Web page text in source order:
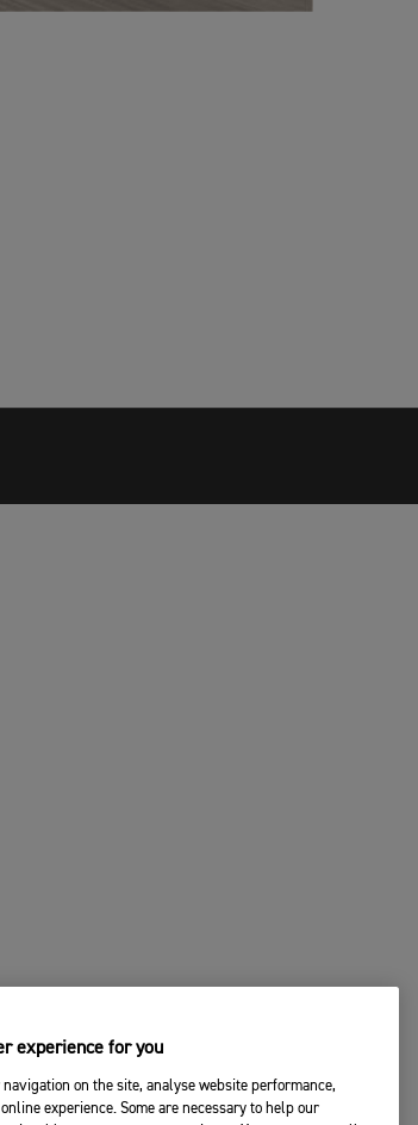
experience for you
on the site, analyse website performance,
experience. Some are necessary to help our